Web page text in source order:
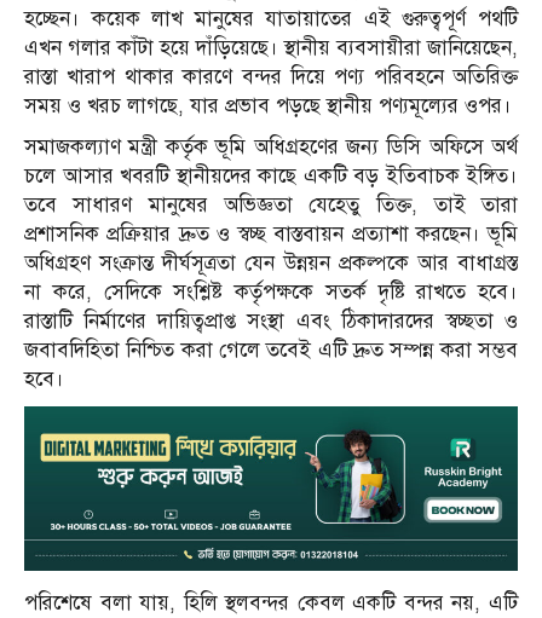
হচ্ছেন। কয়েক লাখ মানুষের যাতায়াতের এই গুরুত্বপূর্ণ পথটি
এখন গলার কাঁটা হয়ে দাঁড়িয়েছে। স্থানীয় ব্যবসায়ীরা জানিয়েছেন,
রাস্তা খারাপ থাকার কারণে বন্দর দিয়ে পণ্য পরিবহনে অতিরিক্ত
সময় ও খরচ লাগছে, যার প্রভাব পড়ছে স্থানীয় পণ্যমূল্যের ওপর।
সমাজকল্যাণ মন্ত্রী কর্তৃক ভূমি অধিগ্রহণের জন্য ডিসি অফিসে অর্থ
চলে আসার খবরটি স্থানীয়দের কাছে একটি বড় ইতিবাচক ইঙ্গিত।
তবে সাধারণ মানুষের অভিজ্ঞতা যেহেতু তিক্ত, তাই তারা
প্রশাসনিক প্রক্রিয়ার দ্রুত ও স্বচ্ছ বাস্তবায়ন প্রত্যাশা করছেন। ভূমি
অধিগ্রহণ সংক্রান্ত দীর্ঘসূত্রতা যেন উন্নয়ন প্রকল্পকে আর বাধাগ্রস্ত
না করে, সেদিকে সংশ্লিষ্ট কর্তৃপক্ষকে সতর্ক দৃষ্টি রাখতে হবে।
রাস্তাটি নির্মাণের দায়িত্বপ্রাপ্ত সংস্থা এবং ঠিকাদারদের স্বচ্ছতা ও
জবাবদিহিতা নিশ্চিত করা গেলে তবেই এটি দ্রুত সম্পন্ন করা সম্ভব
হবে।
পরিশেষে বলা যায়, হিলি স্থলবন্দর কেবল একটি বন্দর নয়, এটি